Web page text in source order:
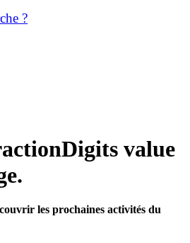
?
value
les prochaines activités du